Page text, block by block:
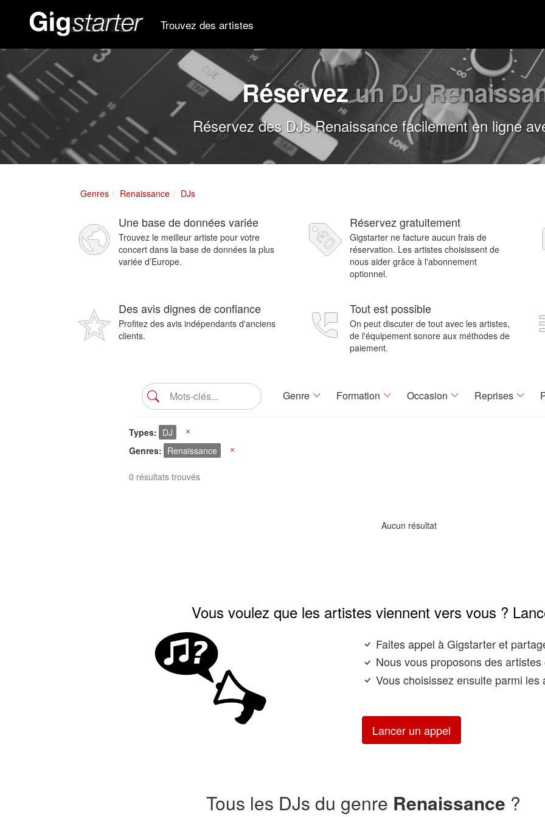
Trouvez des artistes
Réservezun DJ
Réservez des DJs Renaissance facilement en ligne
Genres Renaissance DJs
Une base de données variée
Trouvez le meilleur artiste pour votre
concert dans la base de données la plus
variée d’Europe.
Réservez gratuitement
Gigstarter ne facture aucun frais de
réservation. Les artistes choisissent de
nous aider grâce à l'abonnement
optionnel.
Des avis dignes de confiance
Profitez des avis indépendants d'anciens
clients.
Tout est possible
On peut discuter de tout avec les artistes,
de l'équipement sonore aux méthodes de
paiement.
Genre Formation Occasion Reprises
Types DJ
Genres
Renaissance
0 résultats trouvés
Aucun résultat
Vous voulez que les artistes viennent vers vous ?
Faites appel à Gigstarter et
Nous vous proposons des
Vous choisissez ensuite parmi les
Lancer un appel
Tous les DJs du genre Renaissance ?